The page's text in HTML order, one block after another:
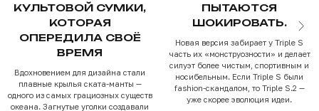
КУЛЬТОВОЙ СУМКИ,
КОТОРАЯ
ОПЕРЕДИЛА СВОЁ
ВРЕМЯ
Вдохновением для дизайна стали
плавные крылья ската-манты —
одного из самых грациозных существ
океана. Загнутые уголки создавали
ПЫТАЮТСЯ
ШОКИРОВАТЬ.
Новая версия забирает у Triple S
часть их «монструозности» и делает
силуэт более чистым, спортивным и
носибельным. Если Triple S были
fashion-скандалом, то Triple S.2 —
уже скорее эволюция идеи.